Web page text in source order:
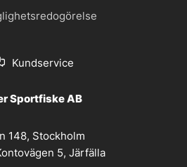
Kundservice
Sportfiske AB
148, Stockholm
5, Järfälla